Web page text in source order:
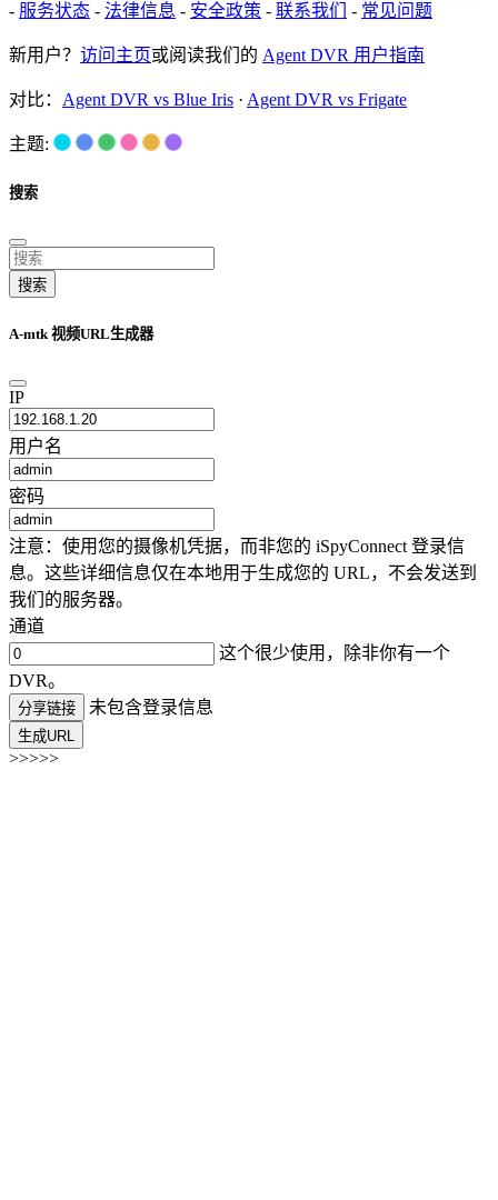
- 服务状态 - 法律信息 - 安全政策 - 联系我们 - 常见问题
新用户？ 访问主页或阅读我们的 Agent DVR 用户指南
对比： Agent DVR vs Blue Iris · Agent DVR vs Frigate
主题:
搜索
搜索
A-mtk 视频URL生成器
IP
用户名
密码
注意：使用您的摄像机凭据，而非您的 iSpyConnect 登录信
息。这些详细信息仅在本地用于生成您的 URL，不会发送到
我们的服务器。
通道
这个很少使用，除非你有一个
DVR。
分享链接 未包含登录信息
生成URL
>>>>>